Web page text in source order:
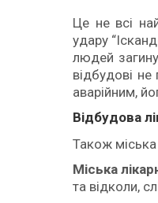
Це не всі
удару
людей
відбудові
аварійним,
Відбудова
Також міська
Міська
та відколи,